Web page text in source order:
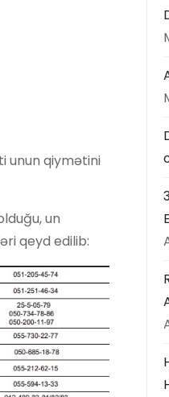
unun qiymətini
un
qeyd edilib: